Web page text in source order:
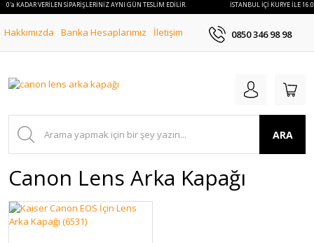
KADAR VERİLEN SİPARİŞLERİNİZ AYNI GÜN TESLİM EDİLİR. İSTANBUL İÇİ KURYE İLE
Hakkımızda Banka Hesaplarımız İletişim 0850 346 98 98
ARA
Canon Lens Arka Kapağı